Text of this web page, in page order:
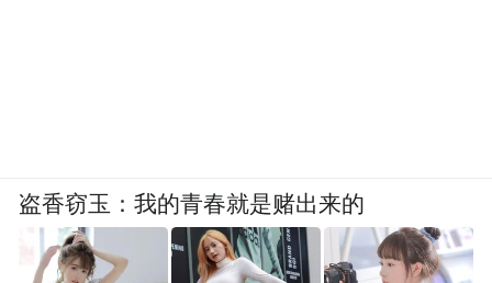
盗香窃玉：我的青春就是赌出来的